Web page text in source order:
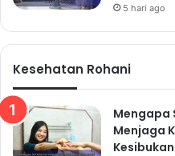
5 hari ago
Kesehatan Rohani
Mengapa
Menjaga
Kesibukan